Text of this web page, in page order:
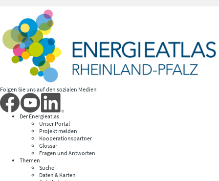
Folgen Sie uns auf den sozialen Medien
Der Energieatlas
Unser Portal
Projekt melden
Kooperationspartner
Glossar
Fragen und Antworten
Themen
Suche
Daten & Karten